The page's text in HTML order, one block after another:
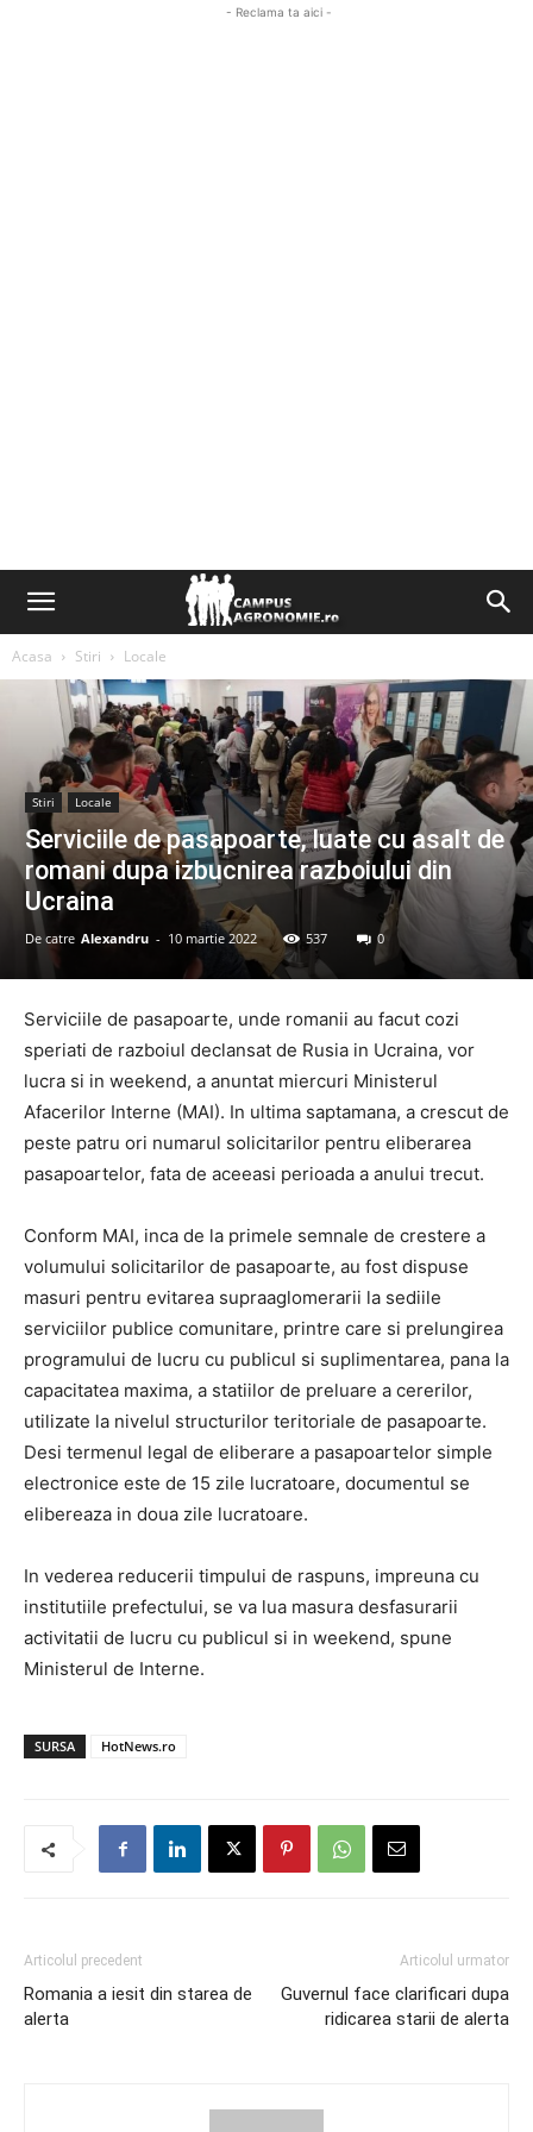
- Reclama ta aici -
Acasa Stiri Locale
Stiri Locale
Serviciile de pasapoarte, luate cu asalt de
romani dupa izbucnirea razboiului din
Ucraina
De catre Alexandru - 10 martie 2022 537 0
Serviciile de pasapoarte, unde romanii au facut cozi
speriati de razboiul declansat de Rusia in Ucraina, vor
lucra si in weekend, a anuntat miercuri Ministerul
Afacerilor Interne (MAI). In ultima saptamana, a crescut de
peste patru ori numarul solicitarilor pentru eliberarea
pasapoartelor, fata de aceeasi perioada a anului trecut.
Conform MAI, inca de la primele semnale de crestere a
volumului solicitarilor de pasapoarte, au fost dispuse
masuri pentru evitarea supraaglomerarii la sediile
serviciilor publice comunitare, printre care si prelungirea
programului de lucru cu publicul si suplimentarea, pana la
capacitatea maxima, a statiilor de preluare a cererilor,
utilizate la nivelul structurilor teritoriale de pasapoarte.
Desi termenul legal de eliberare a pasapoartelor simple
electronice este de 15 zile lucratoare, documentul se
elibereaza in doua zile lucratoare.
In vederea reducerii timpului de raspuns, impreuna cu
institutiile prefectului, se va lua masura desfasurarii
activitatii de lucru cu publicul si in weekend, spune
Ministerul de Interne.
SURSA HotNews.ro
Articolul precedent
Romania a iesit din starea de
alerta
Articolul urmator
Guvernul face clarificari dupa
ridicarea starii de alerta